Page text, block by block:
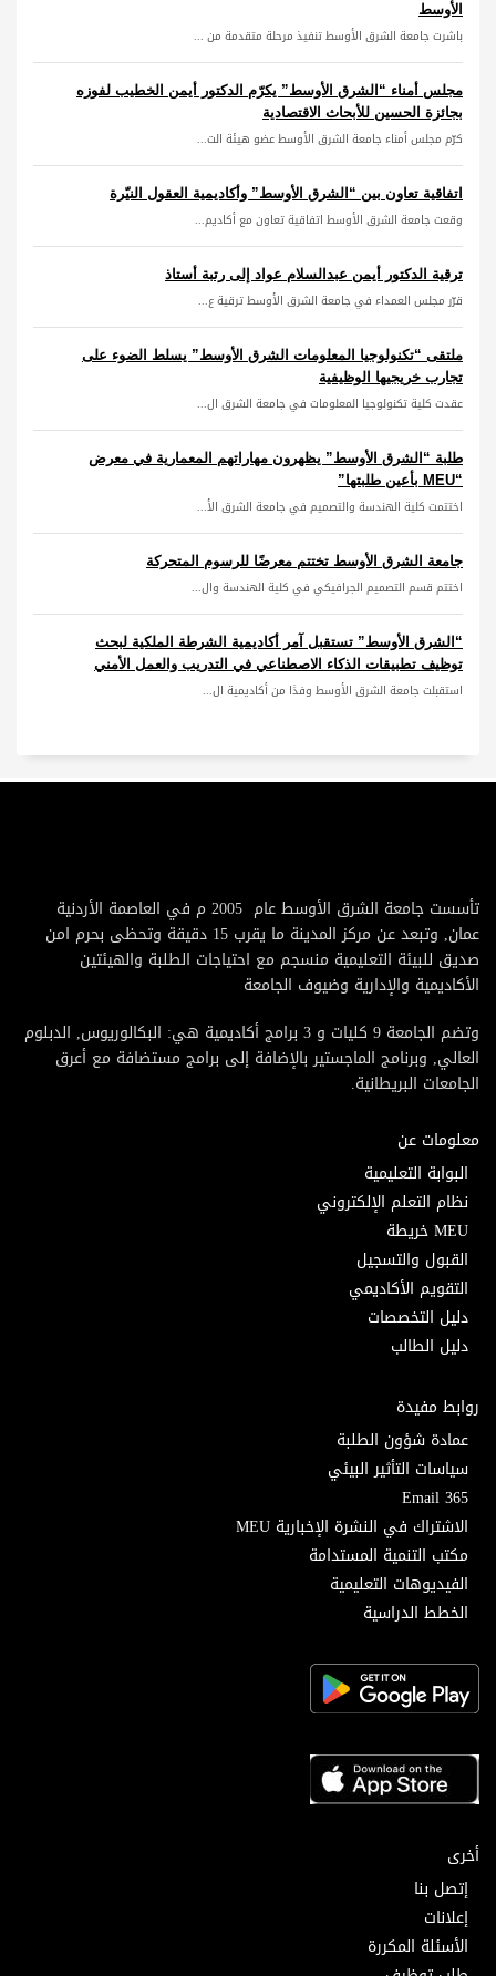
الأوسط
باشرت جامعة الشرق الأوسط تنفيذ مرحلة متقدمة من ...
مجلس أمناء “الشرق الأوسط” يكرّم الدكتور أيمن الخطيب لفوزه
بجائزة الحسين للأبحاث الاقتصادية
كرّم مجلس أمناء جامعة الشرق الأوسط عضو هيئة الت...
اتفاقية تعاون بين “الشرق الأوسط” وأكاديمية العقول النيّرة
وقعت جامعة الشرق الأوسط اتفاقية تعاون مع أكاديم...
ترقية الدكتور أيمن عبدالسلام عواد إلى رتبة أستاذ
قرّر مجلس العمداء في جامعة الشرق الأوسط ترقية ع...
ملتقى “تكنولوجيا المعلومات الشرق الأوسط” يسلط الضوء على
تجارب خريجيها الوظيفية
عقدت كلية تكنولوجيا المعلومات في جامعة الشرق ال...
طلبة “الشرق الأوسط” يظهرون مهاراتهم المعمارية في معرض
“MEU بأعين طلبتها”
اختتمت كلية الهندسة والتصميم في جامعة الشرق الأ...
جامعة الشرق الأوسط تختتم معرضًا للرسوم المتحركة
اختتم قسم التصميم الجرافيكي في كلية الهندسة وال...
“الشرق الأوسط” تستقبل آمر أكاديمية الشرطة الملكية لبحث
توظيف تطبيقات الذكاء الاصطناعي في التدريب والعمل الأمني
استقبلت جامعة الشرق الأوسط وفدًا من أكاديمية ال...
تأسست جامعة الشرق الأوسط عام 2005 م في العاصمة الأردنية
عمان, وتبعد عن مركز المدينة ما يقرب 15 دقيقة وتحظى بحرم امن
صديق للبيئة التعليمية منسجم مع احتياجات الطلبة والهيئتين
الأكاديمية والإدارية وضيوف الجامعة
وتضم الجامعة 9 كليات و 3 برامج أكاديمية هي: البكالوريوس, الدبلوم
العالي, وبرنامج الماجستير بالإضافة إلى برامج مستضافة مع أعرق
الجامعات البريطانية.
معلومات عن
البوابة التعليمية
نظام التعلم الإلكتروني
MEU خريطة
القبول والتسجيل
التقويم الأكاديمي
دليل التخصصات
دليل الطالب
روابط مفيدة
عمادة شؤون الطلبة
سياسات التأثير البيئي
Email 365
الاشتراك في النشرة الإخبارية MEU
مكتب التنمية المستدامة
الفيديوهات التعليمية
الخطط الدراسية
أخرى
إتصل بنا
إعلانات
الأسئلة المكررة